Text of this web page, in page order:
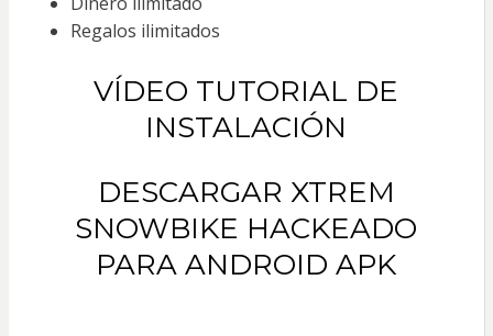
Regalos ilimitados
VÍDEO TUTORIAL DE
INSTALACIÓN
DESCARGAR XTREM
SNOWBIKE HACKEADO
PARA ANDROID APK